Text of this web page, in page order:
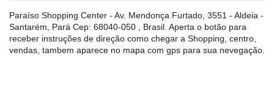
Paraíso Shopping Center - Av. Mendonça Furtado, 3551 - Aldeia -
Santarém, Pará Cep: 68040-050 , Brasil. Aperta o botão para
receber instruções de direção como chegar a Shopping, centro,
vendas, tambem aparece no mapa com gps para sua nevegação.